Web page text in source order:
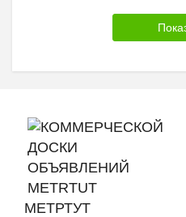
МЕТРТУТ